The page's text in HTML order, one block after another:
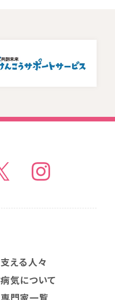
支える人々
病気について